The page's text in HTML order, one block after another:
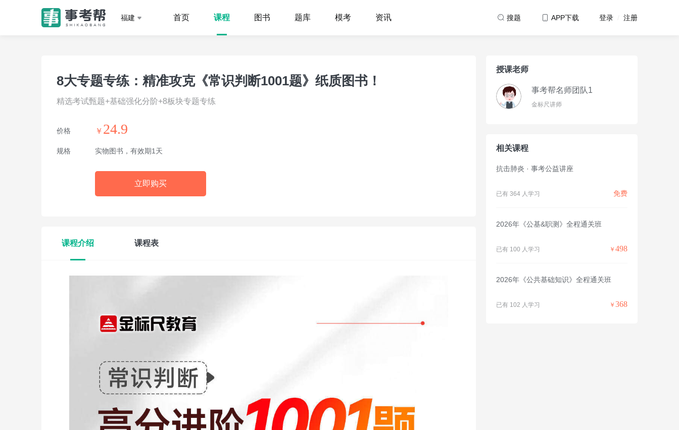
福建 首页 课程 图书 题库 模考 资讯 搜题 APP下载 登录 注册
8大专题专练：精准攻克《常识判断1001题》纸质图书！
精选考试甄题+基础强化分阶+8板块专题专练
价格 ￥ 24.9
规格 实物图书，有效期1天
立即购买
课程介绍 课程表
授课老师
事考帮名师团队1
金标尺讲师
相关课程
抗击肺炎 · 事考公益讲座
已有 364 人学习 免费
2026年《公基&职测》全程通关班
已有 100 人学习 ￥ 498
2026年《公共基础知识》全程通关班
已有 102 人学习 ￥ 368